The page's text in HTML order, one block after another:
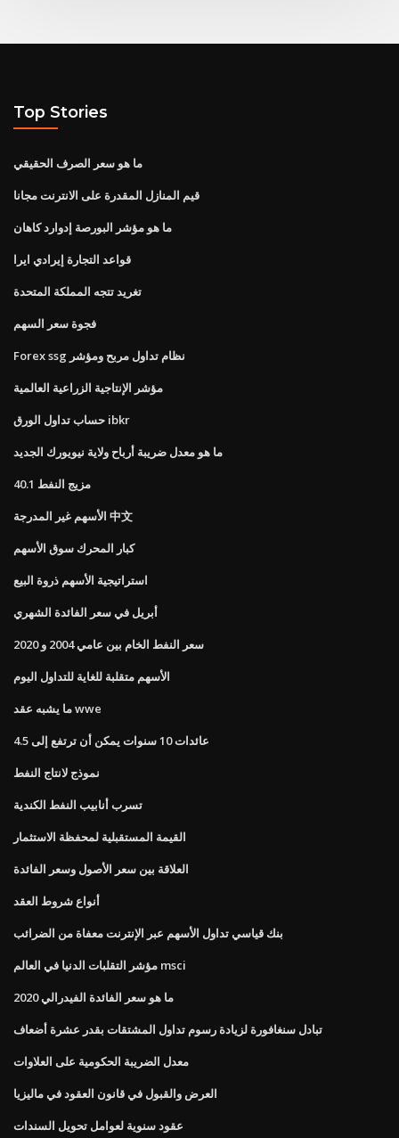
Top Stories
ما هو سعر الصرف الحقيقي
قيم المنازل المقدرة على الانترنت مجانا
ما هو مؤشر البورصة إدوارد كاهان
قواعد التجارة إيرادي ايرا
تغريد تتجه المملكة المتحدة
فجوة سعر السهم
Forex ssg نظام تداول مربح ومؤشر
مؤشر الإنتاجية الزراعية العالمية
حساب تداول الورق ibkr
ما هو معدل ضريبة أرباح ولاية نيويورك الجديد
40.1 مزيج النفط
الأسهم غير المدرجة 中文
كبار المحرك سوق الأسهم
استراتيجية الأسهم ذروة البيع
أبريل في سعر الفائدة الشهري
سعر النفط الخام بين عامي 2004 و 2020
الأسهم متقلبة للغاية للتداول اليوم
ما يشبه عقد wwe
عائدات 10 سنوات يمكن أن ترتفع إلى 4.5
نموذج لانتاج النفط
تسرب أنابيب النفط الكندية
القيمة المستقبلية لمحفظة الاستثمار
العلاقة بين سعر الأصول وسعر الفائدة
أنواع شروط العقد
بنك قياسي تداول الأسهم عبر الإنترنت معفاة من الضرائب
مؤشر التقلبات الدنيا في العالم msci
ما هو سعر الفائدة الفيدرالي 2020
تبادل سنغافورة لزيادة رسوم تداول المشتقات بقدر عشرة أضعاف
معدل الضريبة الحكومية على العلاوات
العرض والقبول في قانون العقود في ماليزيا
عقود سنوية لعوامل تحويل السندات